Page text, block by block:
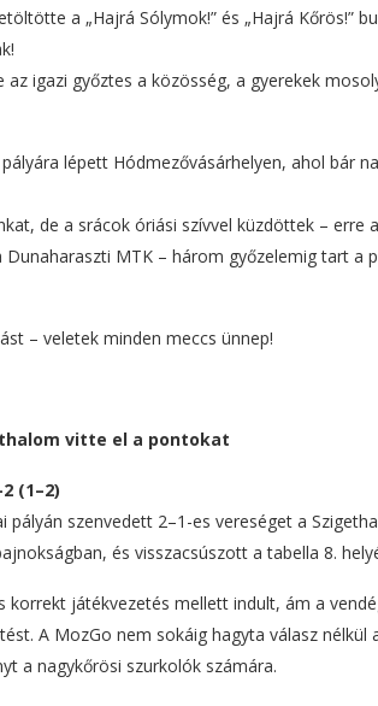
a „Hajrá Sólymok!” és „Hajrá Kőrös!”
igazi győztes a közösség, a gyerekek
lépett Hódmezővásárhelyen, ahol bár
de a srácok óriási szívvel küzdöttek – erre
MTK – három győzelemig tart a
– veletek minden meccs ünnep!
vitte el a pontokat
(1–2)
szenvedett 2–1-es vereséget a
és visszacsúszott a tabella 8.
játékvezetés mellett indult, ám a
A MozGo nem sokáig hagyta válasz nélkül
a nagykőrösi szurkolók számára.